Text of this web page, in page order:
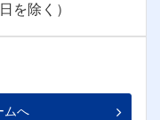
を除く）
ムへ